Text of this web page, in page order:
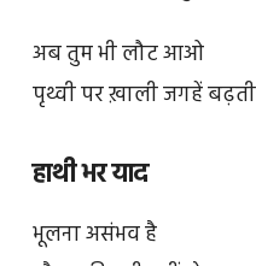
अब तुम भी लौट आओ
पृथ्वी पर ख़ाली जगहें बढ़ती
हाथी भर याद
भूलना असंभव है